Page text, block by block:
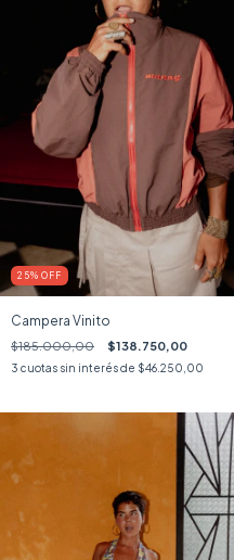
25% OFF
Campera Vinito
$185.000,00 $138.750,00
3 cuotas sin interés de $46.250,00